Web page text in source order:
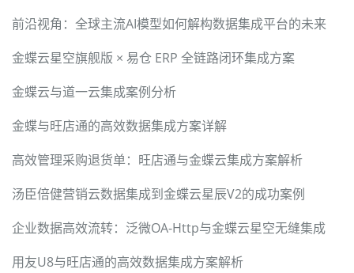
前沿视角：全球主流AI模型如何解构数据集成平台的未来
金蝶云星空旗舰版 × 易仓 ERP 全链路闭环集成方案
金蝶云与道一云集成案例分析
金蝶与旺店通的高效数据集成方案详解
高效管理采购退货单：旺店通与金蝶云集成方案解析
汤臣倍健营销云数据集成到金蝶云星辰V2的成功案例
企业数据高效流转：泛微OA-Http与金蝶云星空无缝集成
用友U8与旺店通的高效数据集成方案解析